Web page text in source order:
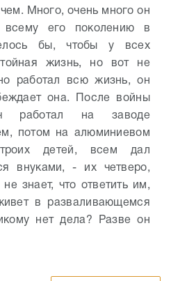
Много, очень много он
всему его поколению в
бы, чтобы у всех
жизнь, но вот не
работал всю жизнь, он
она.
После войны
работал на заводе
потом на алюминиевом
детей, всем дал
внуками, - их четверо,
знает, что ответить им,
в разваливающемся
нет дела? Разве он